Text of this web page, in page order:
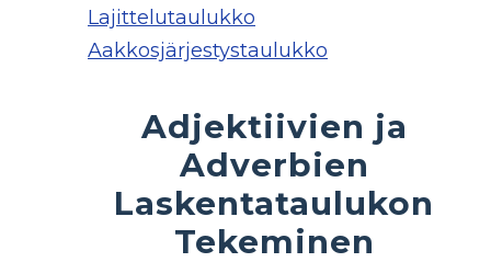
Lajittelutaulukko
Aakkosjärjestystaulukko
Adjektiivien ja
Adverbien
Laskentataulukon
Tekeminen